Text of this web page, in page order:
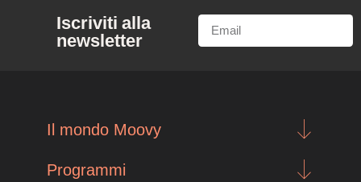
Iscriviti alla
newsletter
Il mondo Moovy
Programmi